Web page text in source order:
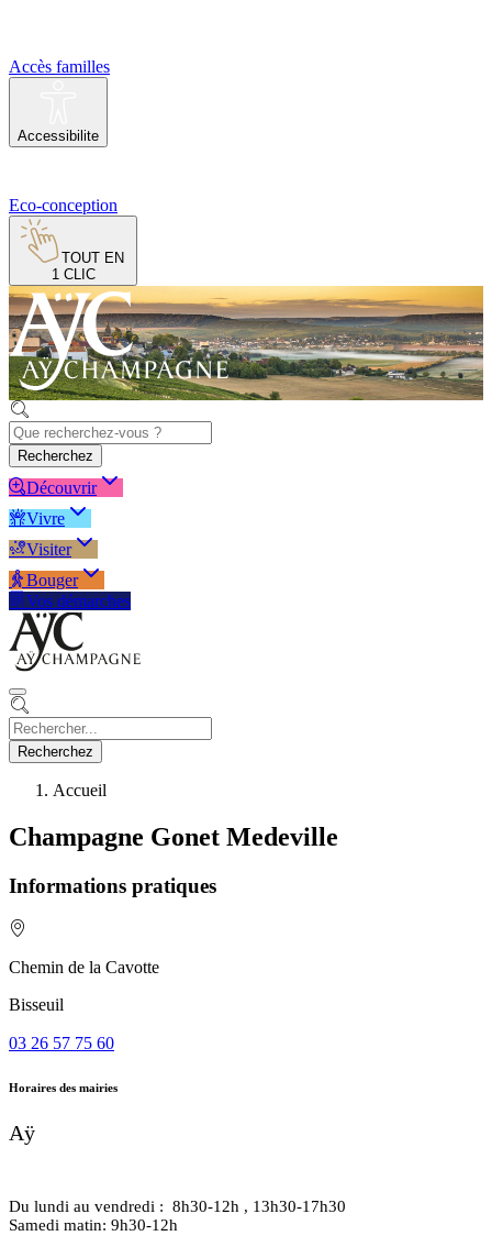
Accès familles
Accessibilite
Eco-conception
TOUT EN
1 CLIC
Recherchez
Découvrir
Vivre
Visiter
Bouger
Vos démarches
Recherchez
Accueil
Champagne Gonet Medeville
Informations pratiques
Chemin de la Cavotte
Bisseuil
03 26 57 75 60
Horaires des mairies
Aÿ
Du lundi au vendredi : 8h30-12h , 13h30-17h30
Samedi matin: 9h30-12h